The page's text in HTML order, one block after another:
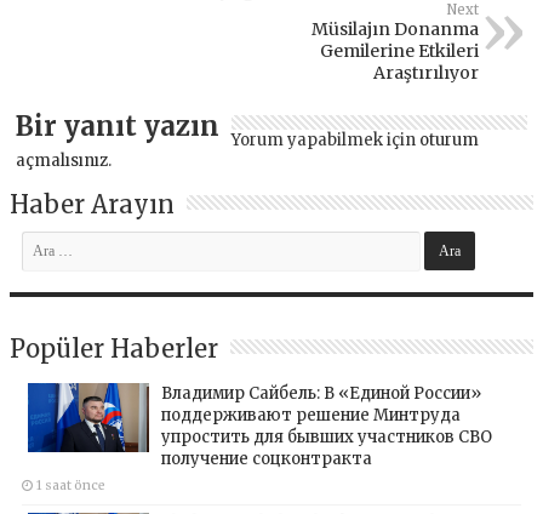
Next
Müsilajın Donanma
Gemilerine Etkileri
Araştırılıyor
Bir yanıt yazın Yorum yapabilmek için oturum
açmalısınız.
Haber Arayın
Popüler Haberler
Владимир Сайбель: В «Единой России»
поддерживают решение Минтруда
упростить для бывших участников СВО
получение соцконтракта
1 saat önce